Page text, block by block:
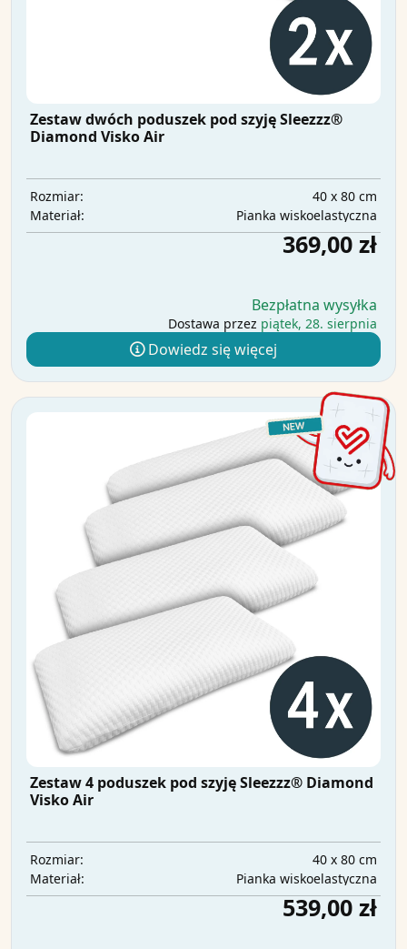
Zestaw dwóch poduszek pod szyję Sleezzz®
Diamond Visko Air
Rozmiar:
40 x 80 cm
Materiał:
Pianka wiskoelastyczna
369,00 zł
Bezpłatna wysyłka
Dostawa przez piątek, 28. sierpnia
Dowiedz się więcej
Zestaw 4 poduszek pod szyję Sleezzz® Diamond
Visko Air
Rozmiar:
40 x 80 cm
Materiał:
Pianka wiskoelastyczna
539,00 zł